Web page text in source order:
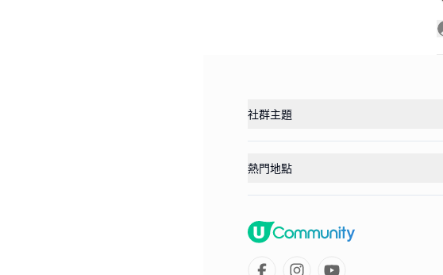
社群主題
熱門地點